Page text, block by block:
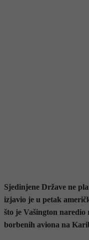
Sjedinjene Države ne
izjavio je u petak
što je Vašington naredio
borbenih aviona na